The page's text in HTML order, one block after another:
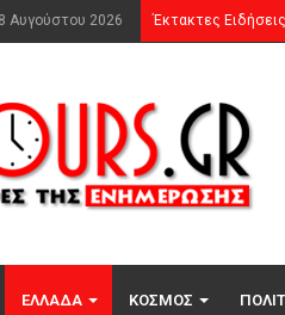
Αυγούστου 2026 Έκτακτες Ειδήσεις
ΕΛΛΆΔΑ ΚΌΣΜΟΣ